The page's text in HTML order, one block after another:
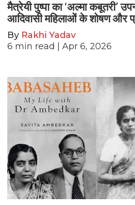
मैत्रेयी पुष्पा का ‘अल्मा कबूतरी’
आदिवासी महिलाओं के शोषण और
By Rakhi Yadav
6 min read | Apr 6, 2026